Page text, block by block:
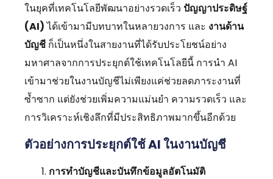
ในยุคที่เทคโนโลยีพัฒนาอย่างรวดเร็ว ปัญญาประดิษฐ์
(AI)ได้เข้ามามีบทบาทในหลายวงการ และ งานด้าน
บัญชี ก็เป็นหนึ่งในสายงานที่ได้รับประโยชน์อย่าง
มหาศาลจากการประยุกต์ใช้เทคโนโลยีนี้ การนำ AI
เข้ามาช่วยในงานบัญชีไม่เพียงแค่ช่วยลดภาระงานที่
ซ้ำซาก แต่ยังช่วยเพิ่มความแม่นยำ ความรวดเร็ว และ
การวิเคราะห์เชิงลึกที่มีประสิทธิภาพมากขึ้นอีกด้วย
ตัวอย่างการประยุกต์ใช้ AI ในงานบัญชี
การทำบัญชีและบันทึกข้อมูลอัตโนมัติ